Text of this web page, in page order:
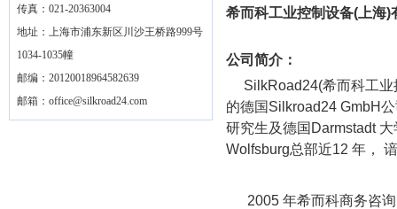
传真：021-20363004
地址：上海市浦东新区川沙王桥路999号
1034-1035幢
邮编：20120018964582639
邮箱： office@silkroad24.com
希而科工业控制设备( 上海)
公司简介：
SilkRoad24(希而科工
的德国 Silkroad24 GmbH
研究生及德国 Darmstadt 大
Wolfsburg总部近12 年，
2005 年希而科商务咨